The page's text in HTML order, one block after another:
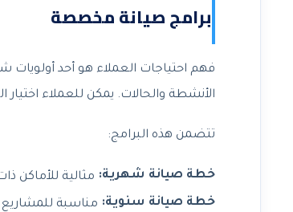
برامج صيانة مخصصة
فهم احتياجات العملاء هو أحد
الأنشطة والحالات. يمكن للعملاء
تتضمن هذه البرامج:
خطة صيانة شهرية: مثالية للأماكن
خطة صيانة سنوية: مناسبة للمشاريع